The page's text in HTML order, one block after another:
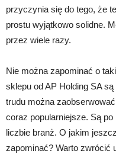
przyczynia się do tego, że
prostu wyjątkowo solidne.
przez wiele razy.
Nie można zapominać o
sklepu od AP Holding SA
trudu można
coraz popularniejsze. Są
liczbie branż. O jakim
zapominać? Warto zwrócić